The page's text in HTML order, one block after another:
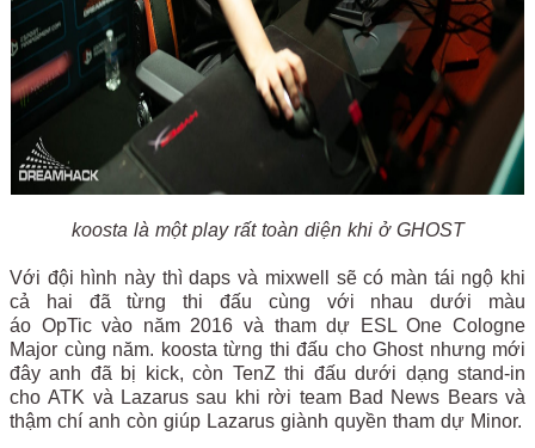
koosta là một play rất toàn diện khi ở GHOST
Với đội hình này thì daps và mixwell sẽ có màn tái ngộ khi
cả hai đã từng thi đấu cùng với nhau dưới màu
áo OpTic vào năm 2016 và tham dự ESL One Cologne
Major cùng năm. koosta từng thi đấu cho Ghost nhưng mới
đây anh đã bị kick, còn TenZ thi đấu dưới dạng stand-in
cho ATK và Lazarus sau khi rời team Bad News Bears và
thậm chí anh còn giúp Lazarus giành quyền tham dự Minor.